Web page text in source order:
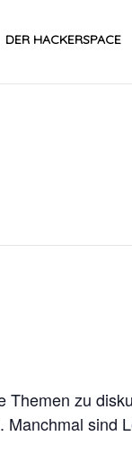
DER HACKERSPACE
Themen zu
sind